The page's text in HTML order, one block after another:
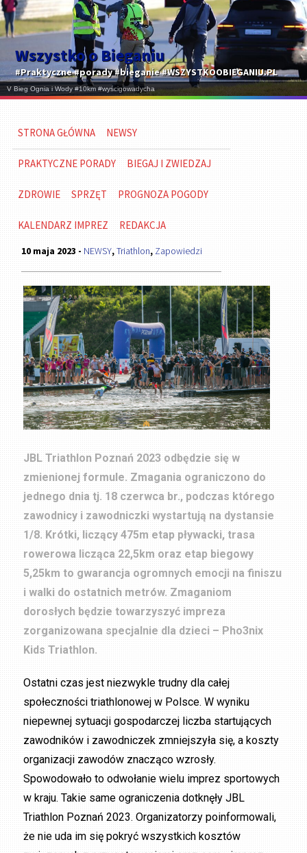
Wszystko o Bieganiu
#Praktyczne #porady #bieganie #WSZYSTKOOBIEGANIU.PL
STRONA GŁÓWNA NEWSY
PRAKTYCZNE PORADY BIEGAJ I ZWIEDZAJ
ZDROWIE SPRZĘT PROGNOZA POGODY
KALENDARZ IMPREZ REDAKCJA
10 maja 2023 - NEWSY,Triathlon, Zapowiedzi
JBL Triathlon Poznań 2023 odbędzie się w
zmienionej formule. Zmagania ograniczono do
jednego dnia tj. 18 czerwca br., podczas którego
zawodnicy i zawodniczki wystartują na dystansie
1/8. Krótki, liczący 475m etap pływacki, trasa
rowerowa licząca 22,5km oraz etap biegowy
5,25km to gwarancja ogromnych emocji na finiszu
i walki do ostatnich metrów. Zmaganiom
dorosłych będzie towarzyszyć impreza
zorganizowana specjalnie dla dzieci – Pho3nix
Kids Triathlon.
Ostatni czas jest niezwykle trudny dla całej
społeczności triathlonowej w Polsce. W wyniku
niepewnej sytuacji gospodarczej liczba startujących
zawodników i zawodniczek zmniejszyła się, a koszty
organizacji zawodów znacząco wzrosły.
Spowodowało to odwołanie wielu imprez sportowych
w kraju. Takie same ograniczenia dotknęły JBL
Triathlon Poznań 2023. Organizatorzy poinformowali,
że nie uda im się pokryć wszystkich kosztów